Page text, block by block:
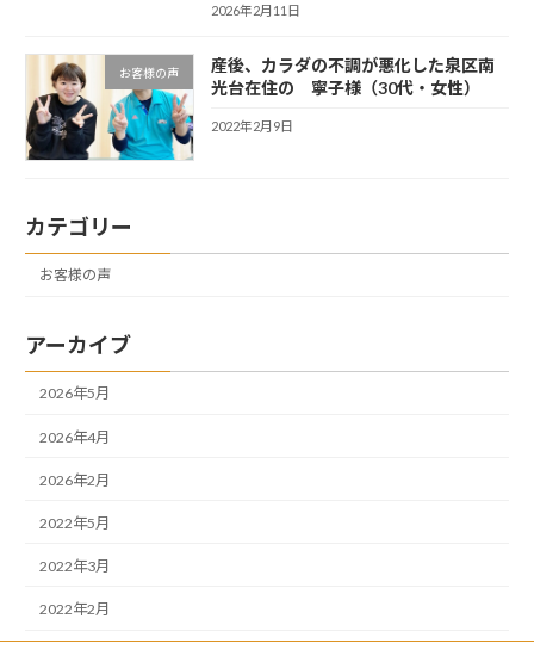
2026年2月11日
お客様の声
産後、カラダの不調が悪化した泉区南
光台在住の 寧子様（30代・女性）
2022年2月9日
カテゴリー
お客様の声
アーカイブ
2026年5月
2026年4月
2026年2月
2022年5月
2022年3月
2022年2月